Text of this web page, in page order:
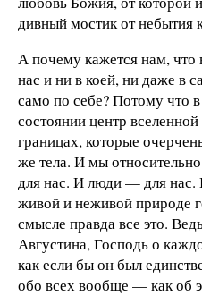
дивный мостик от небытия
А почему кажется нам, что
нас и ни в коей, ни даже в
само по себе? Потому что
состоянии центр
границах, которые
же тела. И мы
для нас. И люди — для
живой и неживой природе
смысле правда все это.
Августина, Господь о
как если бы он был
обо всех вообще — как об